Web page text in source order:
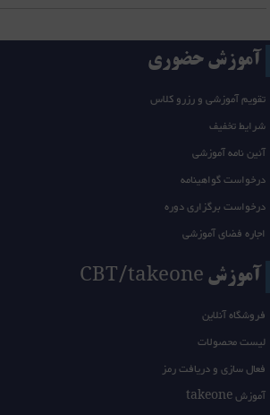
آموزش حضوری
تقویم آموزشی و رزرو کلاس
شرایط تخفیف
آئین نامه آموزشی
درخواست گواهینامه
درخواست برگزاری دوره
اجاره فضای آموزشی
آموزش CBT/takeone
فروشگاه آنلاین
لیست محصولات
فعال سازی و دریافت رمز
آموزش takeone